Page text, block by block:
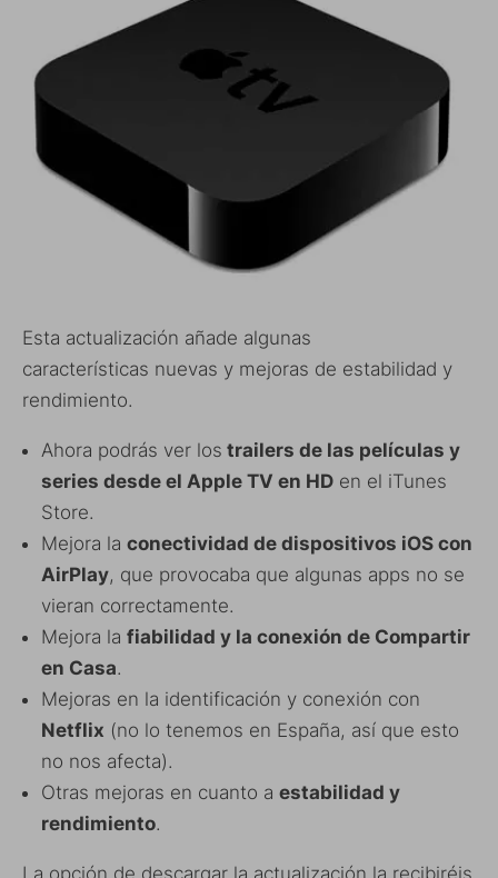
Esta actualización añade algunas
características nuevas y mejoras de estabilidad y
rendimiento.
Ahora podrás ver los trailers de las películas y
series desde el Apple TV en HD en el iTunes
Store.
Mejora la conectividad de dispositivos iOS con
AirPlay, que provocaba que algunas apps no se
vieran correctamente.
Mejora la fiabilidad y la conexión de Compartir
en Casa.
Mejoras en la identificación y conexión con
Netflix (no lo tenemos en España, así que esto
no nos afecta).
Otras mejoras en cuanto a estabilidad y
rendimiento.